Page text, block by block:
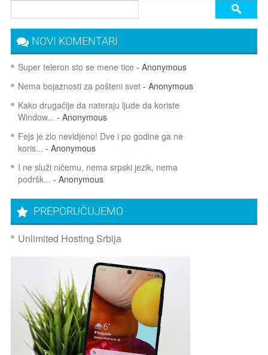
NOVI KOMENTARI
Super teleron sto se mene tice - Anonymous
Nema bojaznosti za pošteni svet- Anonymous
Kako drugačije da nateraju ljude da koriste
Window... - Anonymous
Fejs je zlo nevidjeno! Dve i po godine ga ne
koris... - Anonymous
I ne služi ničemu, nema srpski jezik, nema
podršk... - Anonymous
PREPORUČUJEMO
Unlimited Hosting Srbija